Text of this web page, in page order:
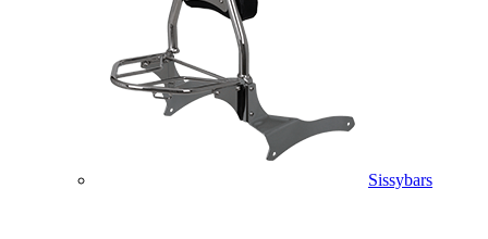
Sissybars